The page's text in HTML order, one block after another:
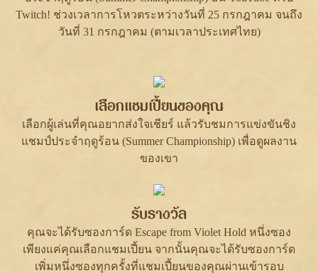
Twitch! ช่วงเวลาการโหวตระหว่างวันที่ 25 กรกฎาคม จนถึง
วันที่ 31 กรกฎาคม (ตามเวลาประเทศไทย)
เลือกแชมเปี้ยนของคุณ
เลือกผู้เล่นที่คุณอยากส่งใจเชียร์ แล้วรับชมการแข่งขันชิง
แชมป์ประจำฤดูร้อน (Summer Championship) เพื่อดูผลงาน
ของเขา
รับรางวัล
คุณจะได้รับซองการ์ด Escape from Violet Hold หนึ่งซอง
เพียงแค่คุณเลือกแชมเปี้ยน จากนั้นคุณจะได้รับซองการ์ด
เพิ่มหนึ่งซองทุกครั้งที่แชมเปี้ยนของคุณผ่านเข้ารอบ